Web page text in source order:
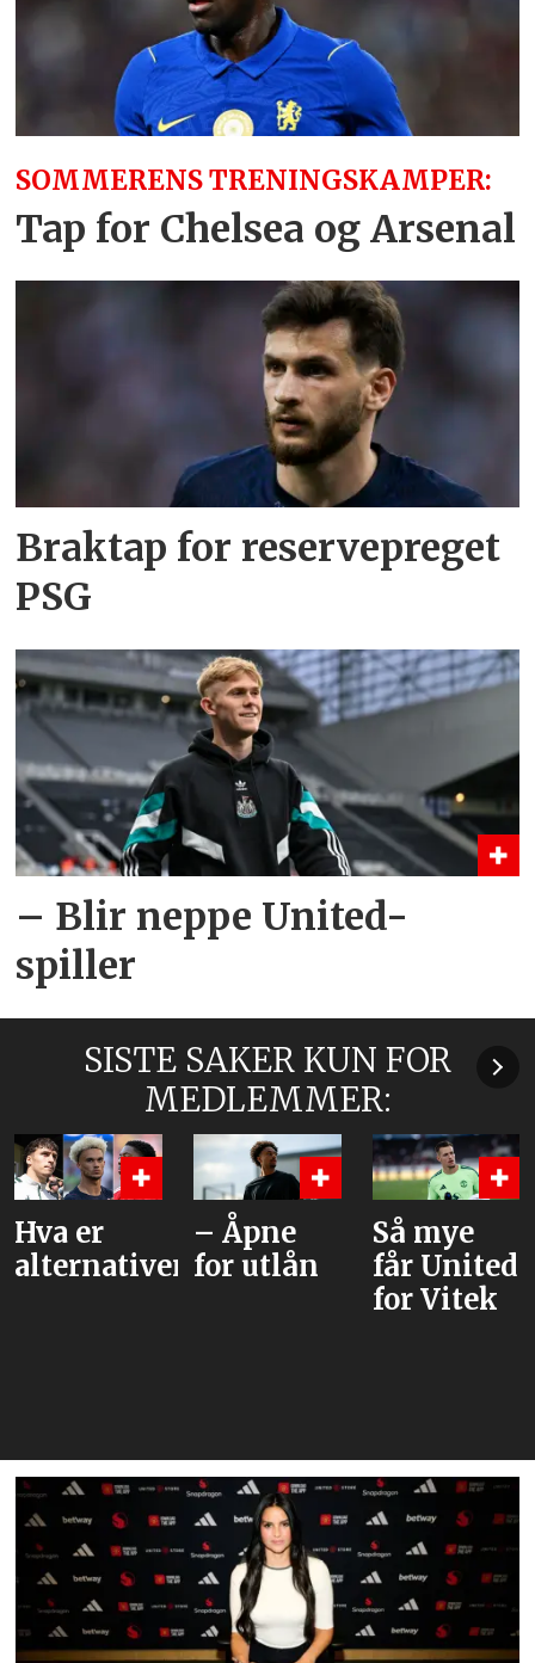
SOMMERENS TRENINGSKAMPER:
Tap for Chelsea og Arsenal
Braktap for reservepreget
PSG
– Blir neppe United-
spiller
SISTE SAKER KUN FOR
MEDLEMMER:
Hva er
alternativene?
– Åpne
for utlån
Så mye
får United
for Vitek